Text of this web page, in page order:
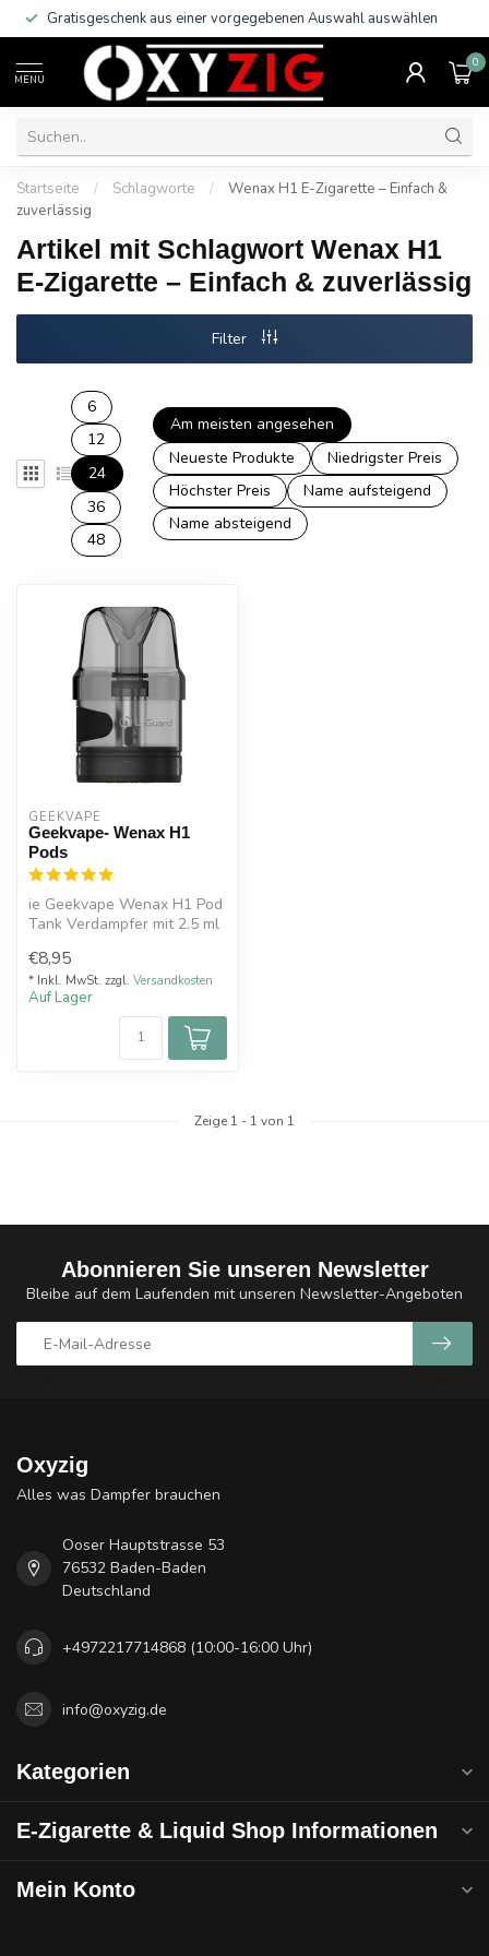
Gratisgeschenk aus einer vorgegebenen Auswahl auswählen
MENU
0
Startseite / Schlagworte /
Wenax H1 E-Zigarette – Einfach &
zuverlässig
Artikel mit Schlagwort Wenax H1
E-Zigarette – Einfach & zuverlässig
Filter
6
12
24
36
48
Am meisten angesehen
Neueste Produkte
Niedrigster Preis
Höchster Preis
Name aufsteigend
Name absteigend
GEEKVAPE
Geekvape- Wenax H1
Pods
ie Geekvape Wenax H1 Pod
Tank Verdampfer mit 2.5 ml
Ersatztanks...
€8,95
* Inkl. MwSt. zzgl. Versandkosten
Auf Lager
Zeige 1 - 1 von 1
Abonnieren Sie unseren Newsletter
Bleibe auf dem Laufenden mit unseren Newsletter-Angeboten
Oxyzig
Alles was Dampfer brauchen
Ooser Hauptstrasse 53
76532 Baden-Baden
Deutschland
+4972217714868 (10:00-16:00 Uhr)
info@oxyzig.de
Kategorien
E-Zigarette & Liquid Shop Informationen
Mein Konto